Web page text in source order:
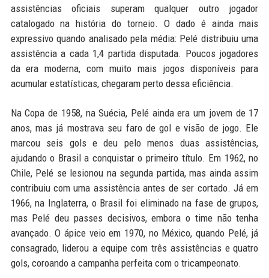
assistências oficiais superam qualquer outro jogador
catalogado na história do torneio. O dado é ainda mais
expressivo quando analisado pela média: Pelé distribuiu uma
assistência a cada 1,4 partida disputada. Poucos jogadores
da era moderna, com muito mais jogos disponíveis para
acumular estatísticas, chegaram perto dessa eficiência.
Na Copa de 1958, na Suécia, Pelé ainda era um jovem de 17
anos, mas já mostrava seu faro de gol e visão de jogo. Ele
marcou seis gols e deu pelo menos duas assistências,
ajudando o Brasil a conquistar o primeiro título. Em 1962, no
Chile, Pelé se lesionou na segunda partida, mas ainda assim
contribuiu com uma assistência antes de ser cortado. Já em
1966, na Inglaterra, o Brasil foi eliminado na fase de grupos,
mas Pelé deu passes decisivos, embora o time não tenha
avançado. O ápice veio em 1970, no México, quando Pelé, já
consagrado, liderou a equipe com três assistências e quatro
gols, coroando a campanha perfeita com o tricampeonato.